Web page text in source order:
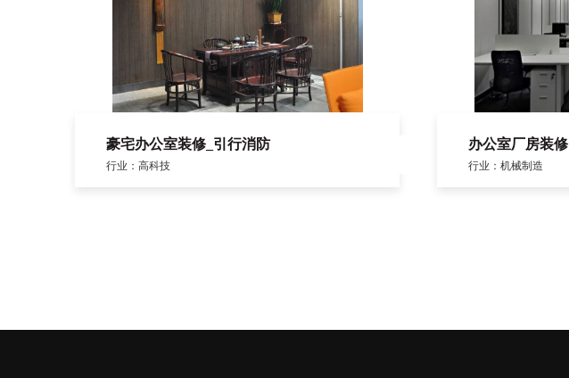
豪宅办公室装修_引行消防
行业：高科技
办公室厂房装修
行业：机械制造